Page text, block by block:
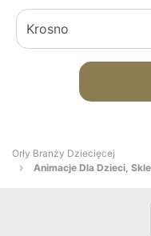
Orły Branży Dziecięcej
Animacje Dla Dzieci,